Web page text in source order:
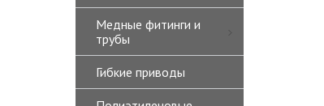
Медные фитинги и
трубы
Гибкие приводы